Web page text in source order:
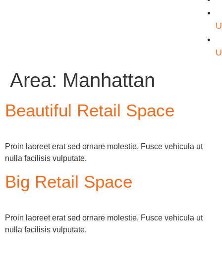
Area: Manhattan
Beautiful Retail Space
Proin laoreet erat sed ornare molestie. Fusce vehicula ut
nulla facilisis vulputate.
Big Retail Space
Proin laoreet erat sed ornare molestie. Fusce vehicula ut
nulla facilisis vulputate.